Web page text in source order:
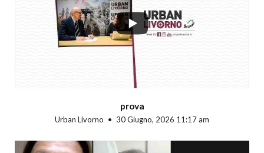
prova
Urban Livorno 30 Giugno, 2026 11:17 am